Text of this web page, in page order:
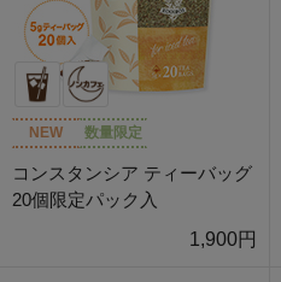
NEW 数量限定
コンスタンシア ティーバッグ
20個限定パック入
1,900円